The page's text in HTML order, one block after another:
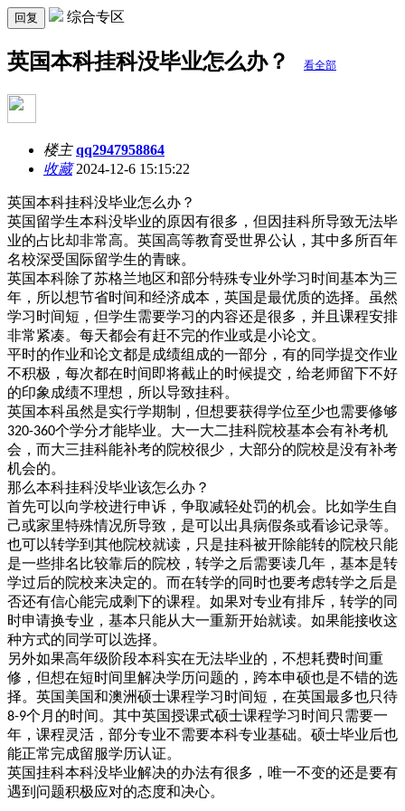
回复 综合专区
英国本科挂科没毕业怎么办？ 看全部
楼主 qq2947958864
收藏2024-12-6 15:15:22
英国本科挂科没毕业怎么办？
英国留学生本科没毕业的原因有很多，但因挂科所导致无法毕
业的占比却非常高。英国高等教育受世界公认，其中多所百年
名校深受国际留学生的青睐。
英国本科除了苏格兰地区和部分特殊专业外学习时间基本为三
年，所以想节省时间和经济成本，英国是最优质的选择。虽然
学习时间短，但学生需要学习的内容还是很多，并且课程安排
非常紧凑。每天都会有赶不完的作业或是小论文。
平时的作业和论文都是成绩组成的一部分，有的同学提交作业
不积极，每次都在时间即将截止的时候提交，给老师留下不好
的印象成绩不理想，所以导致挂科。
英国本科虽然是实行学期制，但想要获得学位至少也需要修够
320-360个学分才能毕业。大一大二挂科院校基本会有补考机
会，而大三挂科能补考的院校很少，大部分的院校是没有补考
机会的。
那么本科挂科没毕业该怎么办？
首先可以向学校进行申诉，争取减轻处罚的机会。比如学生自
己或家里特殊情况所导致，是可以出具病假条或看诊记录等。
也可以转学到其他院校就读，只是挂科被开除能转的院校只能
是一些排名比较靠后的院校，转学之后需要读几年，基本是转
学过后的院校来决定的。而在转学的同时也要考虑转学之后是
否还有信心能完成剩下的课程。如果对专业有排斥，转学的同
时申请换专业，基本只能从大一重新开始就读。如果能接收这
种方式的同学可以选择。
另外如果高年级阶段本科实在无法毕业的，不想耗费时间重
修，但想在短时间里解决学历问题的，跨本申硕也是不错的选
择。英国美国和澳洲硕士课程学习时间短，在英国最多也只待
8-9个月的时间。其中英国授课式硕士课程学习时间只需要一
年，课程灵活，部分专业不需要本科专业基础。硕士毕业后也
能正常完成留服学历认证。
英国挂科本科没毕业解决的办法有很多，唯一不变的还是要有
遇到问题积极应对的态度和决心。